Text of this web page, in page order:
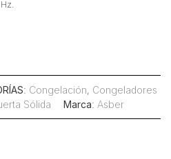
: Congelación, Congeladores
Sólida Marca: Asber